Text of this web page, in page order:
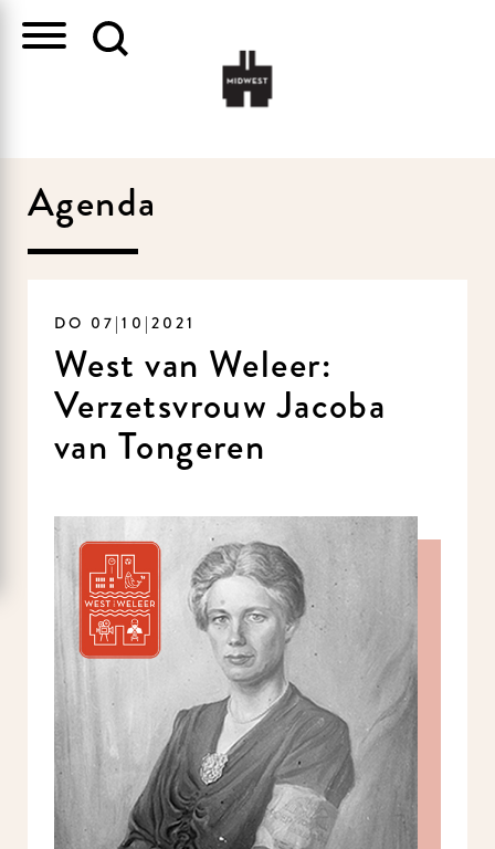
Agenda
DO 07|10|2021
West van Weleer:
Verzetsvrouw Jacoba
van Tongeren